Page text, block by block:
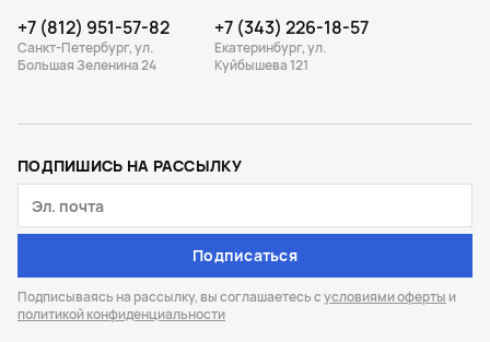
+7 (812) 951-57-82
Санкт-Петербург, ул.
Большая Зеленина 24
+7 (343) 226-18-57
Екатеринбург, ул.
Куйбышева 121
ПОДПИШИСЬ НА РАССЫЛКУ
Подписаться
Подписываясь на рассылку, вы соглашаетесь сусловиями оферты и
политикой конфиденциальности